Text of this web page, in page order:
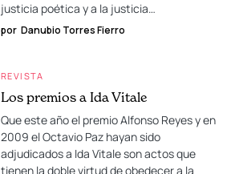
justicia poética y a la justicia…
por Danubio Torres Fierro
REVISTA
Los premios a Ida Vitale
Que este año el premio Alfonso Reyes y en
2009 el Octavio Paz hayan sido
adjudicados a Ida Vitale son actos que
tienen la doble virtud de obedecer a la